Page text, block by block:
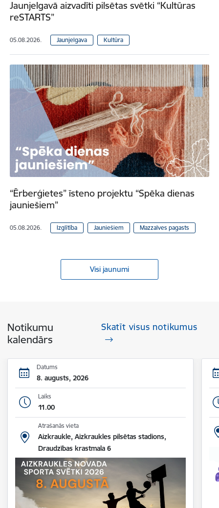
Jaunjelgavā aizvadīti pilsētas svētki “Kultūras
reSTARTS”
05.08.2026. Jaunjelgava Kultūra
“Ērberģietes” īsteno projektu “Spēka dienas
jauniešiem”
05.08.2026. Izglītība Jauniešiem Mazzalves pagasts
Visi jaunumi
Notikumu
kalendārs
Skatīt visus notikumus
Datums
8. augusts, 2026
Laiks
11.00
Atrašanās vieta
Aizkraukle, Aizkraukles pilsētas stadions,
Draudzības krastmala 6